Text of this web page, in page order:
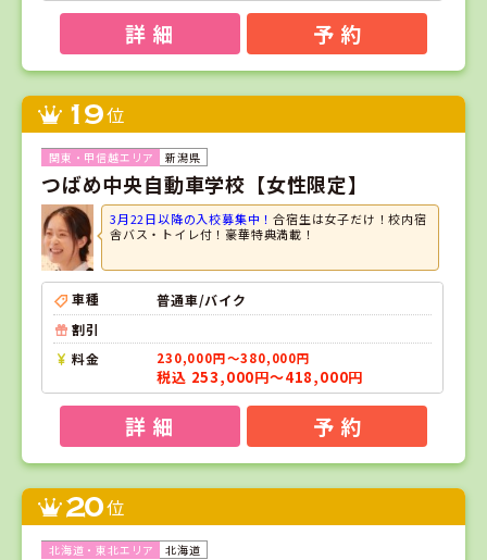
詳 細 予 約
19位
新潟県
つばめ中央自動車学校【女性限定】
3月22日以降の入校募集中！合宿生は女子だけ！校内宿
舎バス・トイレ付！豪華特典満載！
車種
普通車/バイク
割引
料金
230,000円～380,000円
税込 253,000円～418,000円
詳 細 予 約
20位
北海道